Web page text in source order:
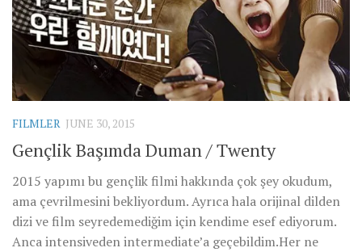
FILMLER JUNE 30, 2015
Gençlik Başımda Duman / Twenty
2015 yapımı bu gençlik filmi hakkında çok şey okudum,
ama çevrilmesini bekliyordum. Ayrıca hala orijinal dilden
dizi ve film seyredemediğim için kendime esef ediyorum.
Anca intensiveden intermediate’a geçebildim.Her ne